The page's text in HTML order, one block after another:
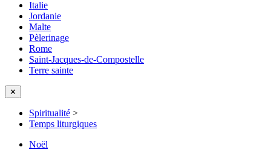
Italie
Jordanie
Malte
Pèlerinage
Rome
Saint-Jacques-de-Compostelle
Terre sainte
✕
Spiritualité >
Temps liturgiques
Noël